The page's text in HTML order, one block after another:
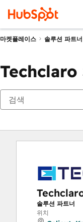
마켓플레이스 솔루션 파트너
솔루션 파트너
위치